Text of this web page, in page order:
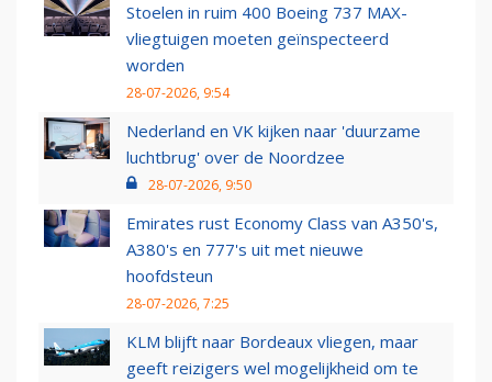
Stoelen in ruim 400 Boeing 737 MAX-
vliegtuigen moeten geïnspecteerd
worden
28-07-2026, 9:54
Nederland en VK kijken naar 'duurzame
luchtbrug' over de Noordzee
28-07-2026, 9:50
Emirates rust Economy Class van A350's,
A380's en 777's uit met nieuwe
hoofdsteun
28-07-2026, 7:25
KLM blijft naar Bordeaux vliegen, maar
geeft reizigers wel mogelijkheid om te